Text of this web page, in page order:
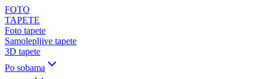
FOTO
TAPETE
Foto tapete
Samolepljive tapete
3D tapete
Po sobama